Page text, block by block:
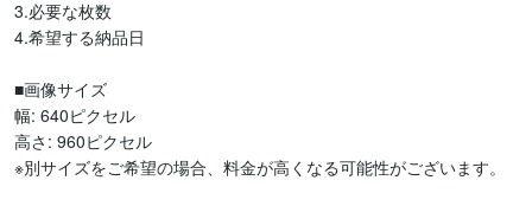
3.必要な枚数
4.希望する納品日
■画像サイズ
幅: 640ピクセル
高さ: 960ピクセル
※別サイズをご希望の場合、料金が高くなる可能性がございます。